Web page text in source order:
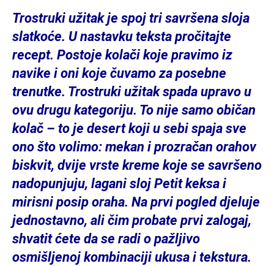
Trostruki užitak je spoj tri savršena sloja
slatkoće. U nastavku teksta pročitajte
recept. Postoje kolači koje pravimo iz
navike i oni koje čuvamo za posebne
trenutke. Trostruki užitak spada upravo u
ovu drugu kategoriju. To nije samo običan
kolač – to je desert koji u sebi spaja sve
ono što volimo: mekan i prozračan orahov
biskvit, dvije vrste kreme koje se savršeno
nadopunjuju, lagani sloj Petit keksa i
mirisni posip oraha. Na prvi pogled djeluje
jednostavno, ali čim probate prvi zalogaj,
shvatit ćete da se radi o pažljivo
osmišljenoj kombinaciji ukusa i tekstura.